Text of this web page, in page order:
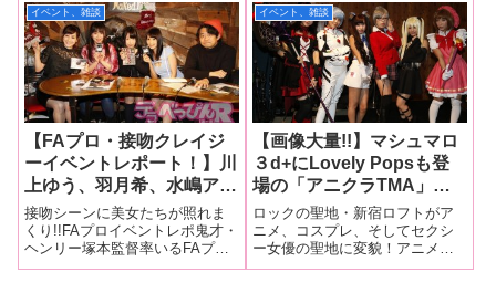
アイドル戦国時代の幕開け
だ！
年の7月に行われたマシュマロ
3d+主催のフェス『マシュマロ☆
フェスティバル vol.1』に引き続
あり感動のオフ会に！
最初で最後になるかもしれない
合同ファンイベントを開催！ 2
月10日、新宿レフカダで行われ
た「あやね遥菜＆水嶋アリス は
じ
イベント、雑談
【FAプロ・接吻クレイジ
ーイベントレポート！】川
上ゆう、羽月希、水嶋アリ
ス、葵千恵がヘンリー塚本
監督との接吻話からファー
スト接吻まで赤裸々に語り
尽くす濃密120分！【超レ
接吻シーンに美女たちが照れま
くり!!FAプロイベントレポ鬼才・
ヘンリー塚本監督率いるFAプロ
が最新作『ヘンリー塚本の接吻
イベント、雑談
【画像大量!!】マシュマロ
３d+にLovely Popsも登
場の「アニクラTMA」潜
入レポ!! フロアではオタ芸
が舞い乱れ、ステージでは
美少女たちの華が咲き乱れ
る!!
ロックの聖地・新宿ロフトがア
ニメ、コスプレ、そしてセクシ
ー女優の聖地に変貌！アニメソ
ングやボーカロイドの曲を流